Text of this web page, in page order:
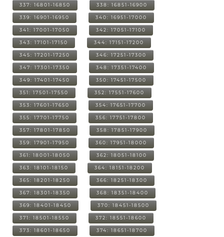
337: 16801-16850 338: 16851-16900
339: 16901-16950 340: 16951-17000
341: 17001-17050 342: 17051-17100
343: 17101-17150 344: 17151-17200
345: 17201-17250 346: 17251-17300
347: 17301-17350 348: 17351-17400
349: 17401-17450 350: 17451-17500
351: 17501-17550 352: 17551-17600
353: 17601-17650 354: 17651-17700
355: 17701-17750 356: 17751-17800
357: 17801-17850 358: 17851-17900
359: 17901-17950 360: 17951-18000
361: 18001-18050 362: 18051-18100
363: 18101-18150 364: 18151-18200
365: 18201-18250 366: 18251-18300
367: 18301-18350 368: 18351-18400
369: 18401-18450 370: 18451-18500
371: 18501-18550 372: 18551-18600
373: 18601-18650 374: 18651-18700